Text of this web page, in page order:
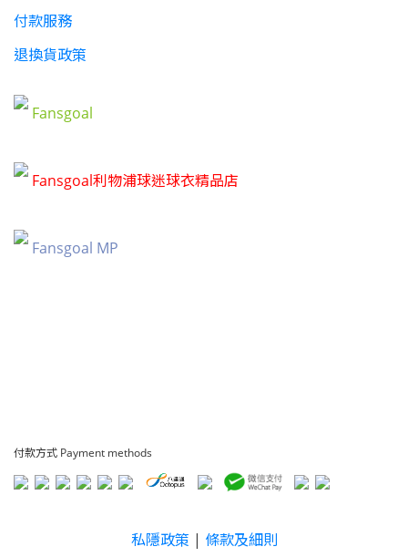
付款服務
退換貨政策
Fansgoal
Fansgoal利物浦球迷球衣精品店
Fansgoal MP
付款方式 Payment methods
私隱政策 | 條款及細則